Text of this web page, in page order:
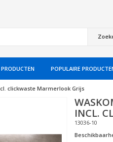
POPULAIRE
clickwaste Marmerlook Grijs
INCL.
13036-10